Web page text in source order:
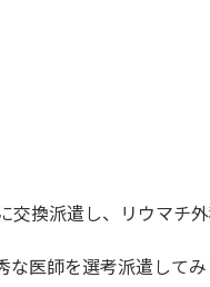
換派遣し、リウマチ
医師を選考派遣して